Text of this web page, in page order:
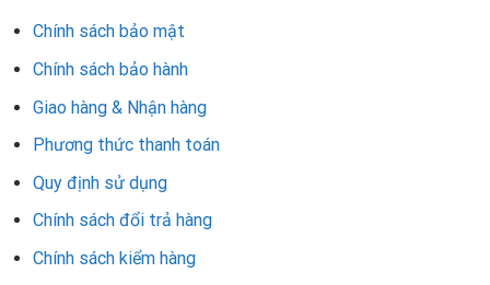
Chính sách bảo mật
Chính sách bảo hành
Giao hàng & Nhận hàng
Phương thức thanh toán
Quy định sử dụng
Chính sách đổi trả hàng
Chính sách kiểm hàng